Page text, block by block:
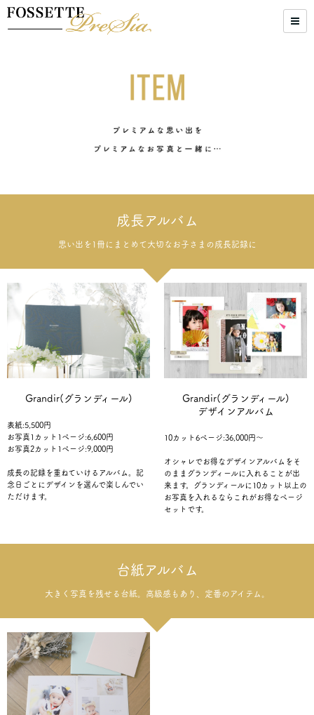
成長アルバム
思い出を1冊にまとめて大切なお子さまの成長記録に
Grandir(グランディール)
表紙:5,500円
お写真1カット1ページ:6,600円
お写真2カット1ページ:9,000円
成長の記録を重ねていけるアルバム。記
念日ごとにデザインを選んで楽しんでい
ただけます。
Grandir(グランディール)
デザインアルバム
10カット6ページ:36,000円～
オシャレでお得なデザインアルバムをそ
のままグランディールに入れることが出
来ます。グランディールに10カット以上の
お写真を入れるならこれがお得なページ
セットです。
台紙アルバム
大きく写真を残せる台紙。高級感もあり、定番のアイテム。